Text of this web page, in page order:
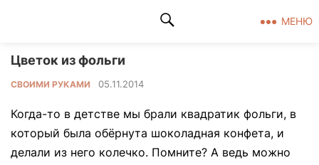
МЕНЮ
Цветок из фольги
СВОИМИ РУКАМИ 05.11.2014
Когда-то в детстве мы брали квадратик фольги, в
который была обёрнута шоколадная конфета, и
делали из него колечко. Помните? А ведь можно